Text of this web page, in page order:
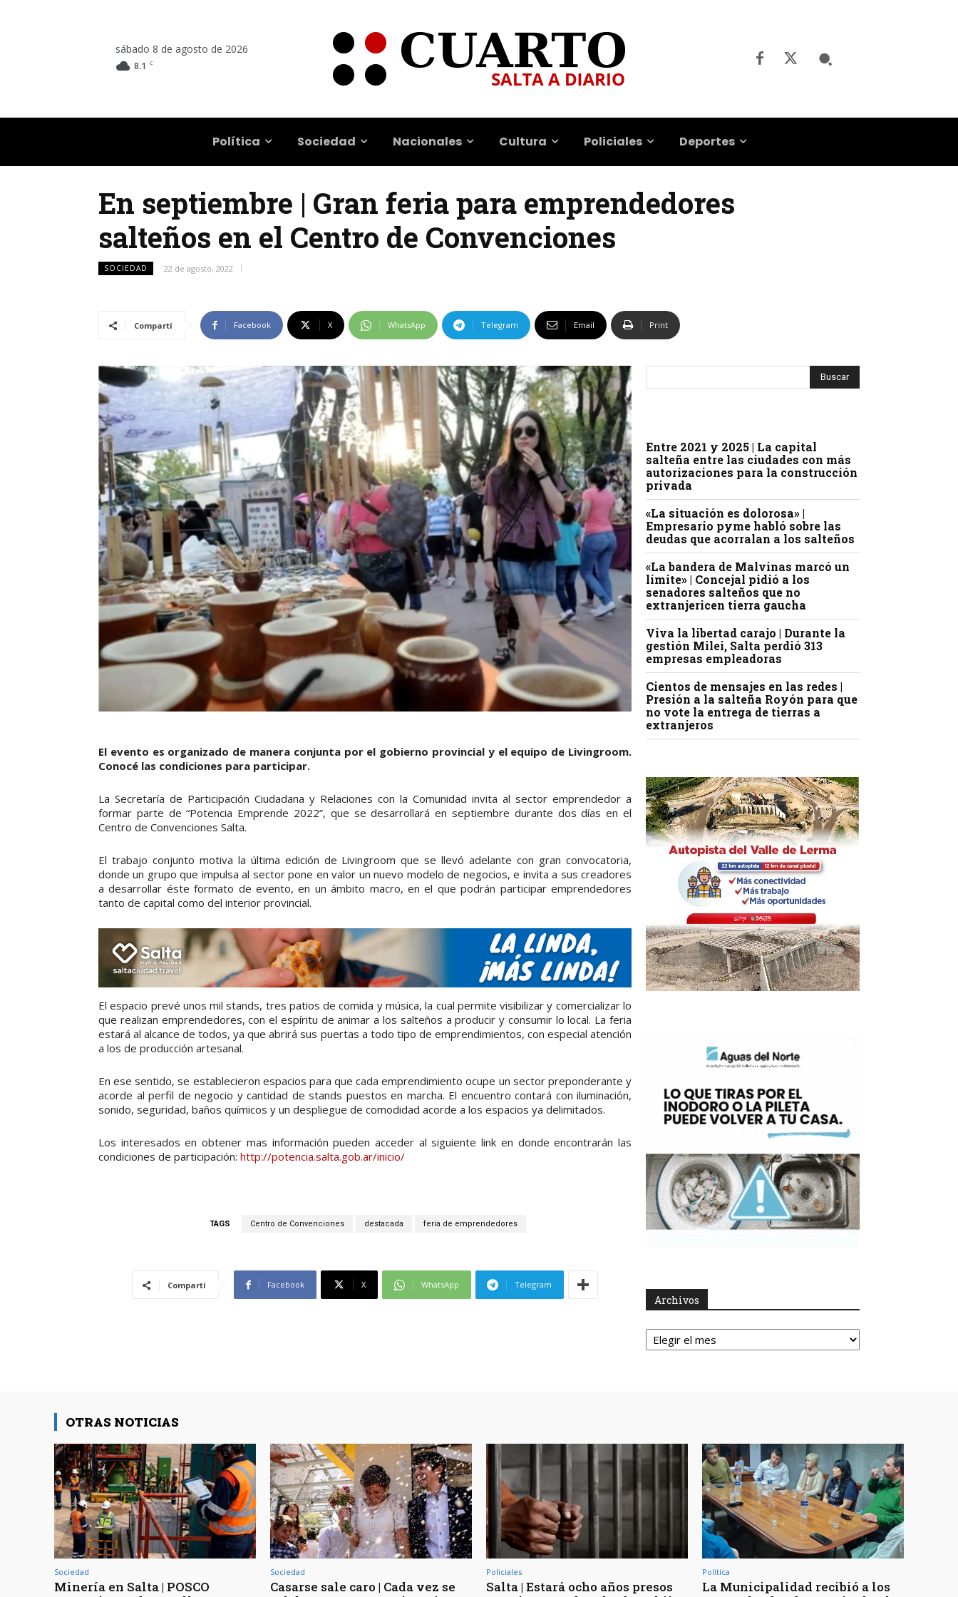
sábado 8 de agosto de 2026
8.1 C
Política Sociedad Nacionales Cultura Policiales Deportes
En septiembre | Gran feria para emprendedores
salteños en el Centro de Convenciones
SOCIEDAD 22 de agosto, 2022
Compartí Facebook X WhatsApp Telegram Email Print
El evento es organizado de manera conjunta por el gobierno provincial y el equipo de Livingroom.
Conocé las condiciones para participar.
La Secretaría de Participación Ciudadana y Relaciones con la Comunidad invita al sector emprendedor a
formar parte de “Potencia Emprende 2022”, que se desarrollará en septiembre durante dos días en el
Centro de Convenciones Salta.
El trabajo conjunto motiva la última edición de Livingroom que se llevó adelante con gran convocatoria,
donde un grupo que impulsa al sector pone en valor un nuevo modelo de negocios, e invita a sus creadores
a desarrollar éste formato de evento, en un ámbito macro, en el que podrán participar emprendedores
tanto de capital como del interior provincial.
El espacio prevé unos mil stands, tres patios de comida y música, la cual permite visibilizar y comercializar lo
que realizan emprendedores, con el espíritu de animar a los salteños a producir y consumir lo local. La feria
estará al alcance de todos, ya que abrirá sus puertas a todo tipo de emprendimientos, con especial atención
a los de producción artesanal.
En ese sentido, se establecieron espacios para que cada emprendimiento ocupe un sector preponderante y
acorde al perfil de negocio y cantidad de stands puestos en marcha. El encuentro contará con iluminación,
sonido, seguridad, baños químicos y un despliegue de comodidad acorde a los espacios ya delimitados.
Los interesados en obtener mas información pueden acceder al siguiente link en donde encontrarán las
condiciones de participación: http://potencia.salta.gob.ar/inicio/
TAGS Centro de Convenciones destacada feria de emprendedores
Compartí Facebook X WhatsApp Telegram
Entre 2021 y 2025 | La capital
salteña entre las ciudades con más
autorizaciones para la construcción
privada
«La situación es dolorosa» |
Empresario pyme habló sobre las
deudas que acorralan a los salteños
«La bandera de Malvinas marcó un
límite» | Concejal pidió a los
senadores salteños que no
extranjericen tierra gaucha
Viva la libertad carajo | Durante la
gestión Milei, Salta perdió 313
empresas empleadoras
Cientos de mensajes en las redes |
Presión a la salteña Royón para que
no vote la entrega de tierras a
extranjeros
Archivos
Archivos
OTRAS NOTICIAS
Sociedad
Minería en Salta | POSCO
Sociedad
Casarse sale caro | Cada vez se
Policiales
Salta | Estará ocho años presos
Política
La Municipalidad recibió a los